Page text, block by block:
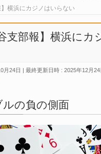
】横浜にカジノはいらない
支部報】横浜にカ
月24日 最終更新日時 : 2025年12月24
の負の側面